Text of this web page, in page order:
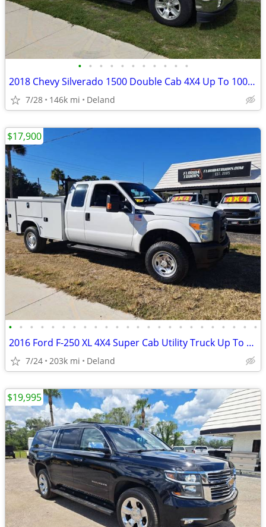
• • • • • • • • • • •
2018 Chevy Silverado 1500 Double Cab 4X4 Up To 100% Financing/Warranty
7/28 146k mi Deland
• • • • • • • • • • • • • • • • • • • • • • • •
2016 Ford F-250 XL 4X4 Super Cab Utility Truck Up To 100% Financing
7/24 203k mi Deland
$17,900
$19,995